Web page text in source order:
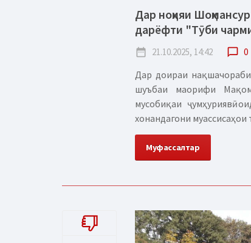
Дар ноҳияи
дарёфти "Тӯби
date_range 21.10.2025, 14:42 chat_bubble_outline 0
Дар доираи
шуъбаи маорифи
мусобиқаи ҷумҳуриявӣ
хонандагони
Муфассалтар